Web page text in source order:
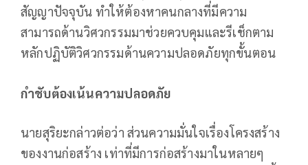
สัญญาปัจจุบัน ทำให้ต้องหาคนกลางที่มีความ
สามารถด้านวิศวกรรมมาช่วยควบคุมและรีเช็กตาม
หลักปฏิบัติวิศวกรรมด้านความปลอดภัยทุกขั้นตอน
กำชับต้องเน้นความปลอดภัย
นายสุริยะกล่าวต่อว่า ส่วนความมั่นใจเรื่องโครงสร้าง
ของงานก่อสร้าง เท่าที่มีการก่อสร้างมาในหลายๆ